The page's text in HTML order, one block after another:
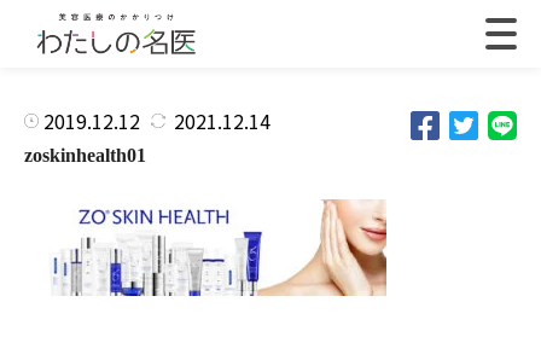
2019.12.12 2021.12.14
zoskinhealth01